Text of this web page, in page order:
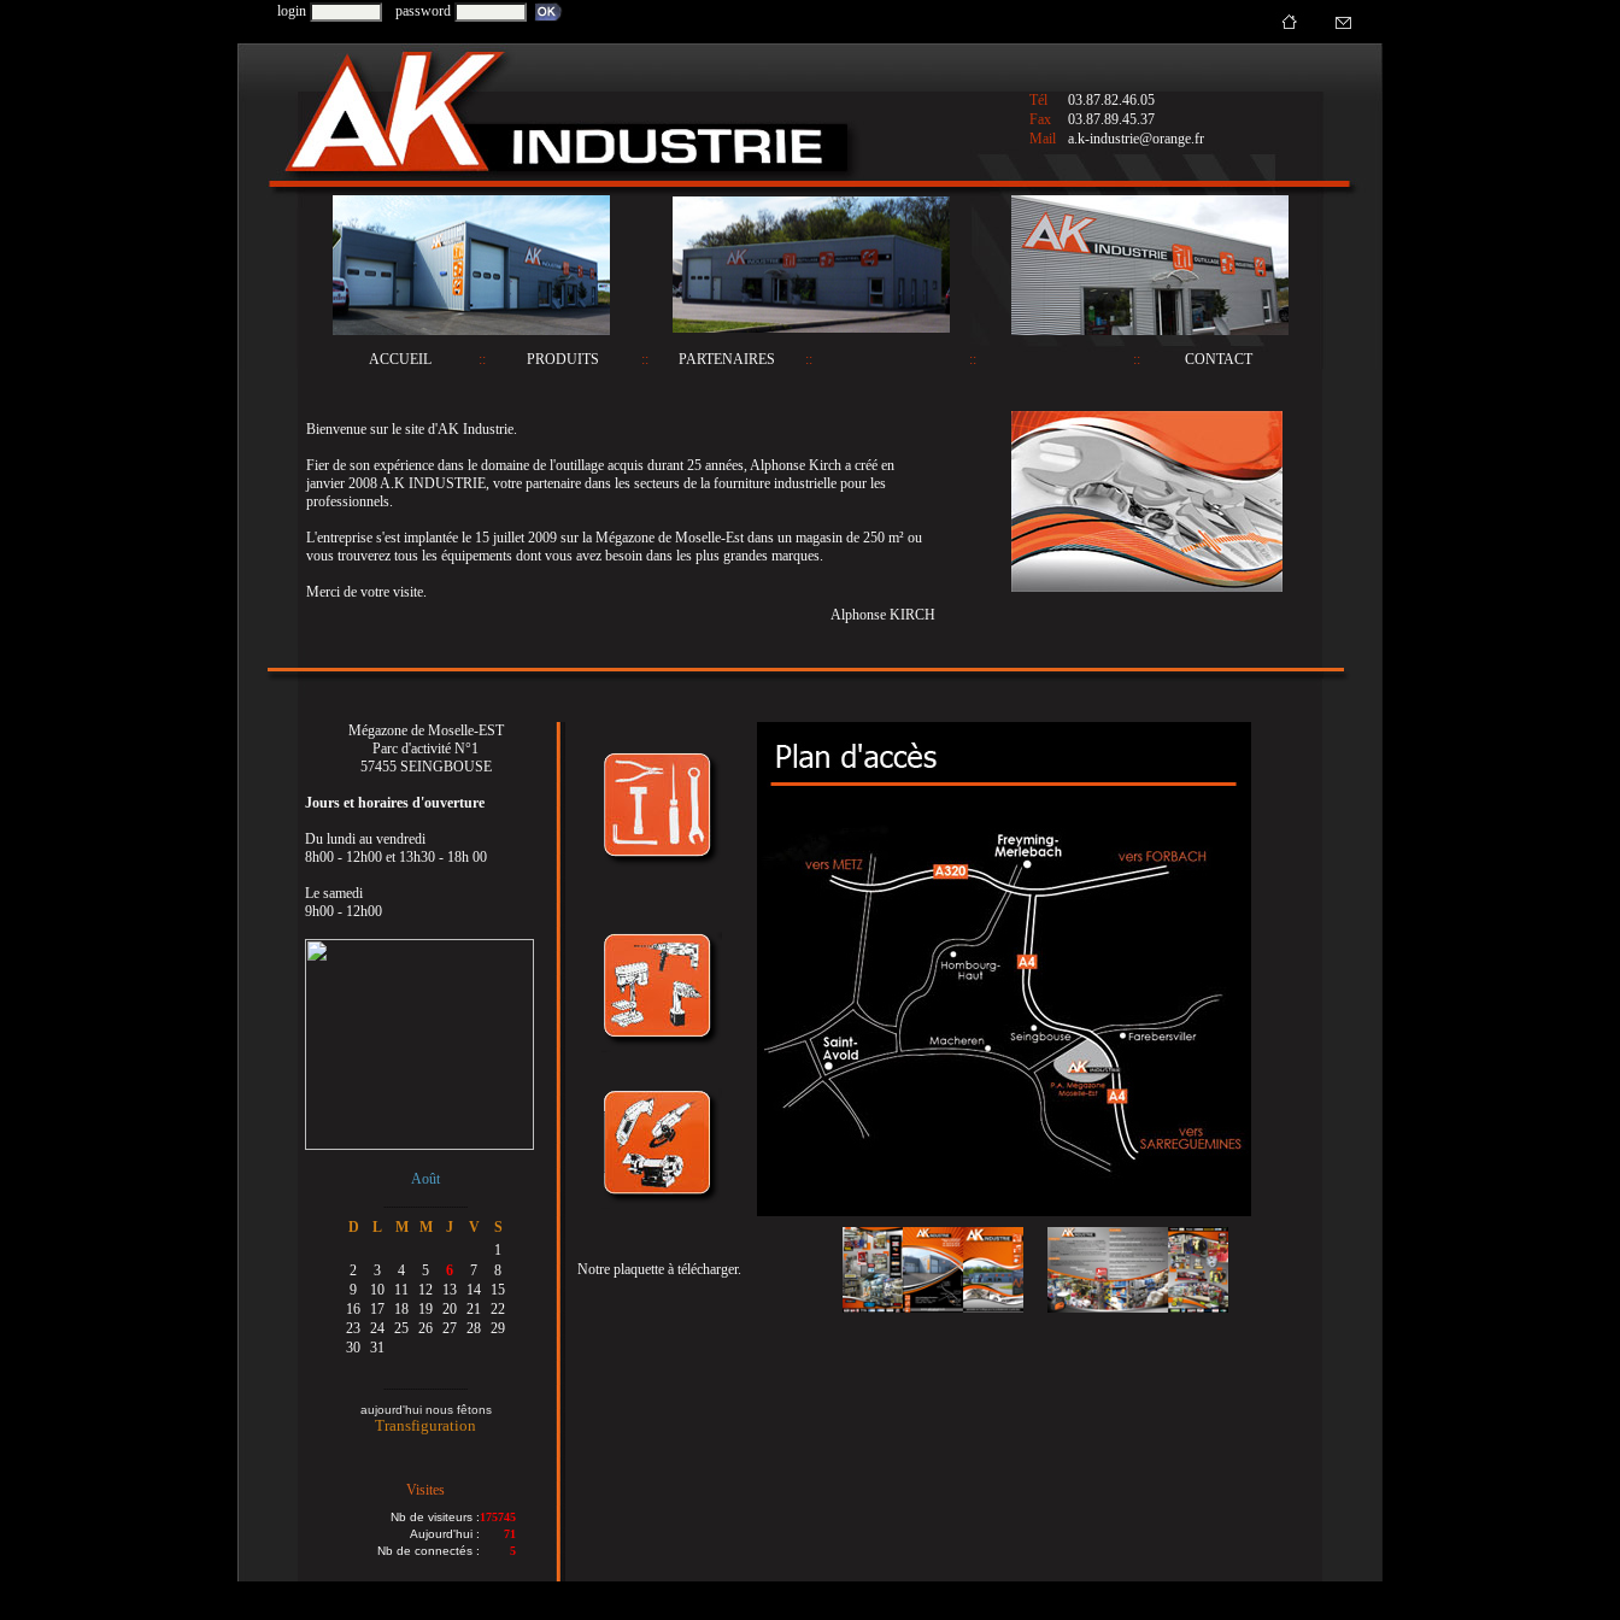
login password
Tél
03.87.82.46.05
Fax
03.87.89.45.37
Mail
a.k-industrie@orange.fr
ACCUEIL :: PRODUITS :: PARTENAIRES :: :: :: CONTACT
Bienvenue sur le site d'AK Industrie.
Fier de son expérience dans le domaine de l'outillage acquis durant 25 années, Alphonse Kirch a créé en
janvier 2008 A.K INDUSTRIE, votre partenaire dans les secteurs de la fourniture industrielle pour les
professionnels.
L'entreprise s'est implantée le 15 juillet 2009 sur la Mégazone de Moselle-Est dans un magasin de 250 m² ou
vous trouverez tous les équipements dont vous avez besoin dans les plus grandes marques.
Merci de votre visite.
Alphonse KIRCH
Mégazone de Moselle-EST
Parc d'activité N°1
57455 SEINGBOUSE
Jours et horaires d'ouverture
Du lundi au vendredi
8h00 - 12h00 et 13h30 - 18h 00
Le samedi
9h00 - 12h00
Août
D L M M J V
S
1
2
3 4 5 6 7
8
9
10 11 12 13 14
15
16
17 18 19 20 21
22
23 24 25 26 27 28 29
30 31
aujourd'hui nous fêtons
Transfiguration
Visites
Nb de visiteurs :175745
Aujourd'hui :
71
Nb de connectés :
5
Notre plaquette à télécharger.